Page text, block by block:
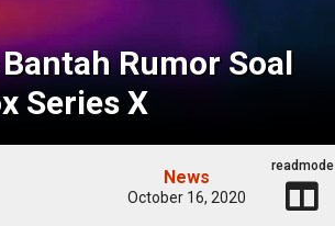
Rumor Soal
Series X
News
October 16, 2020
readmode